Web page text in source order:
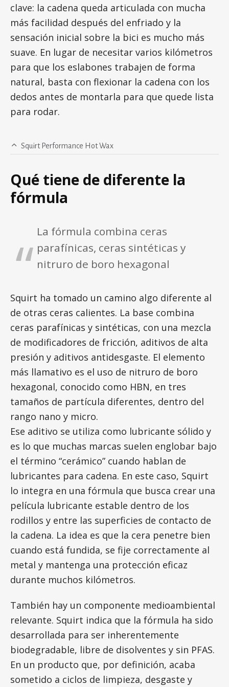
clave: la cadena queda articulada con mucha
más facilidad después del enfriado y la
sensación inicial sobre la bici es mucho más
suave. En lugar de necesitar varios kilómetros
para que los eslabones trabajen de forma
natural, basta con flexionar la cadena con los
dedos antes de montarla para que quede lista
para rodar.
Squirt Performance Hot Wax
Qué tiene de diferente la
fórmula
La fórmula combina ceras
parafínicas, ceras sintéticas y
nitruro de boro hexagonal
Squirt ha tomado un camino algo diferente al
de otras ceras calientes. La base combina
ceras parafínicas y sintéticas, con una mezcla
de modificadores de fricción, aditivos de alta
presión y aditivos antidesgaste. El elemento
más llamativo es el uso de nitruro de boro
hexagonal, conocido como HBN, en tres
tamaños de partícula diferentes, dentro del
rango nano y micro.
Ese aditivo se utiliza como lubricante sólido y
es lo que muchas marcas suelen englobar bajo
el término “cerámico” cuando hablan de
lubricantes para cadena. En este caso, Squirt
lo integra en una fórmula que busca crear una
película lubricante estable dentro de los
rodillos y entre las superficies de contacto de
la cadena. La idea es que la cera penetre bien
cuando está fundida, se fije correctamente al
metal y mantenga una protección eficaz
durante muchos kilómetros.
También hay un componente medioambiental
relevante. Squirt indica que la fórmula ha sido
desarrollada para ser inherentemente
biodegradable, libre de disolventes y sin PFAS.
En un producto que, por definición, acaba
sometido a ciclos de limpieza, desgaste y